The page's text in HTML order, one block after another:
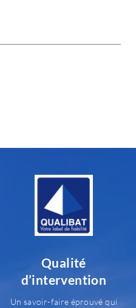
Qualité
d’intervention
Un savoir-faire éprouvé qui